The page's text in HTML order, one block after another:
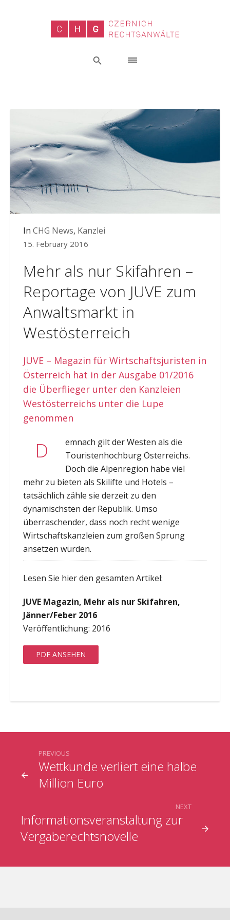
In CHG News, Kanzlei
15. February 2016
Mehr als nur Skifahren –
Reportage von JUVE zum
Anwaltsmarkt in
Westösterreich
JUVE – Magazin für Wirtschaftsjuristen in
Österreich hat in der Ausgabe 01/2016
die Überflieger unter den Kanzleien
Westösterreichs unter die Lupe
genommen
D
emnach gilt der Westen als die
Touristenhochburg Österreichs.
Doch die Alpenregion habe viel
mehr zu bieten als Skilifte und Hotels –
tatsächlich zähle sie derzeit zu den
dynamischsten der Republik. Umso
überraschender, dass noch recht wenige
Wirtschaftskanzleien zum großen Sprung
ansetzen würden.
Lesen Sie hier den gesamten Artikel:
JUVE Magazin, Mehr als nur Skifahren,
Jänner/Feber 2016
Veröffentlichung: 2016
PDF ANSEHEN
Wettkunde verliert eine halbe
Million Euro
PREVIOUS
Informationsveranstaltung zur
Vergaberechtsnovelle
NEXT